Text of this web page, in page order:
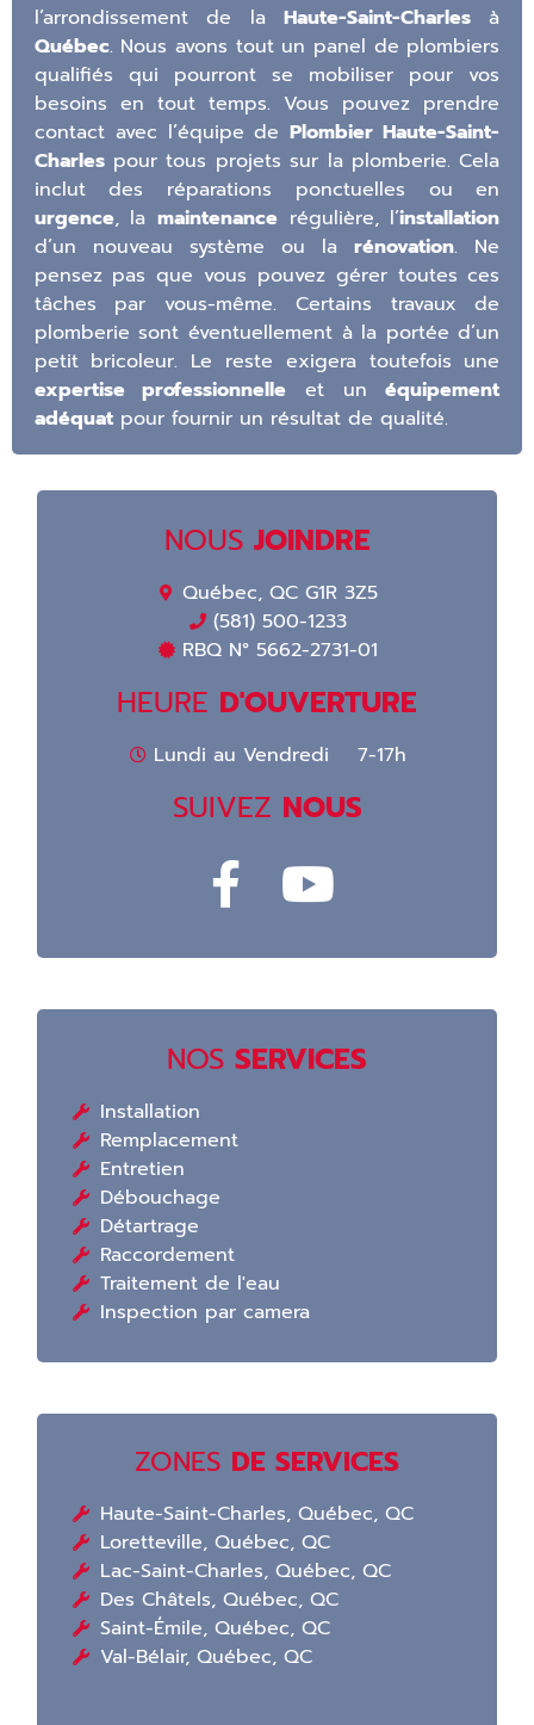
l’arrondissement de la Haute-Saint-Charlesà
Québec. Nous avons tout un panel de plombiers
qualifiés qui pourront se mobiliser pour vos
besoins en tout temps. Vous pouvez prendre
contact avec l’équipe dePlombier Haute-Saint-
Charlespour tous projets sur la plomberie. Cela
inclut des réparations ponctuelles ou en
urgence, la maintenance régulière, l’installation
d’un nouveau système ou larénovation. Ne
pensez pas que vous pouvez gérer toutes ces
tâches par vous-même. Certains travaux de
plomberie sont éventuellement à la portée d’un
petit bricoleur. Le reste exigera toutefois une
expertise professionnelle et unéquipement
adéquatpour fournir un résultat de qualité.
NOUS JOINDRE
Québec, QC G1R 3Z5
(581) 500-1233
RBQ N° 5662-2731-01
HEURE D'OUVERTURE
Lundi au Vendredi 7-17h
SUIVEZ NOUS
NOS SERVICES
Installation
Remplacement
Entretien
Débouchage
Détartrage
Raccordement
Traitement de l'eau
Inspection par camera
ZONES DE SERVICES
Haute-Saint-Charles, Québec, QC
Loretteville, Québec, QC
Lac-Saint-Charles, Québec, QC
Des Châtels, Québec, QC
Saint-Émile, Québec, QC
Val-Bélair, Québec, QC